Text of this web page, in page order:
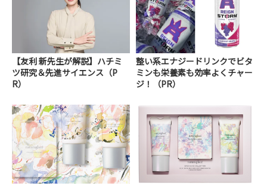
【友利 新先生が解説】ハチミ
ツ研究＆先進サイエンス（P
R）
整い系エナジードリンクでビタ
ミンも栄養素も効率よくチャー
ジ！（PR）